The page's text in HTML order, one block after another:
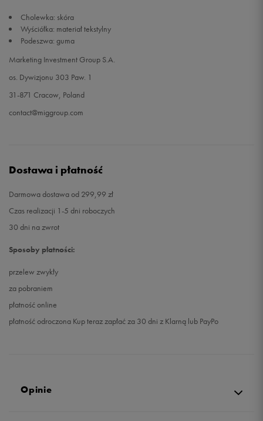
Cholewka: skóra
Wyściółka: materiał tekstylny
Podeszwa: guma
Marketing Investment Group S.A.
os. Dywizjonu 303 Paw. 1
31-871 Cracow, Poland
contact@miggroup.com
Dostawa i płatność
Darmowa dostawa od 299,99 zł
Czas realizacji 1-5 dni roboczych
30 dni na zwrot
Sposoby płatności:
przelew zwykły
za pobraniem
płatność online
płatność odroczona Kup teraz zapłać za 30 dni z Klarną lub PayPo
Opinie